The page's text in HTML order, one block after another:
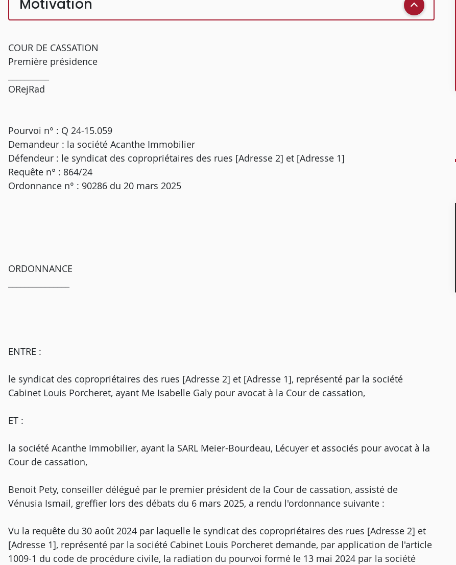
Motivation
COUR DE CASSATION
Première présidence
ORejRad
Pourvoi n° : Q 24-15.059
Demandeur : la société Acanthe Immobilier
Défendeur : le syndicat des copropriétaires des rues [Adresse 2] et [Adresse 1]
Requête n° : 864/24
Ordonnance n° : 90286 du 20 mars 2025
ORDONNANCE
ENTRE :
le syndicat des copropriétaires des rues [Adresse 2] et [Adresse 1], représenté par la société
Cabinet Louis Porcheret, ayant Me Isabelle Galy pour avocat à la Cour de cassation,
ET :
la société Acanthe Immobilier, ayant la SARL Meier-Bourdeau, Lécuyer et associés pour avocat à la
Cour de cassation,
Benoit Pety, conseiller délégué par le premier président de la Cour de cassation, assisté de
Vénusia Ismail, greffier lors des débats du 6 mars 2025, a rendu l'ordonnance suivante :
Vu la requête du 30 août 2024 par laquelle le syndicat des copropriétaires des rues [Adresse 2] et
[Adresse 1], représenté par la société Cabinet Louis Porcheret demande, par application de l'article
1009-1 du code de procédure civile, la radiation du pourvoi formé le 13 mai 2024 par la société